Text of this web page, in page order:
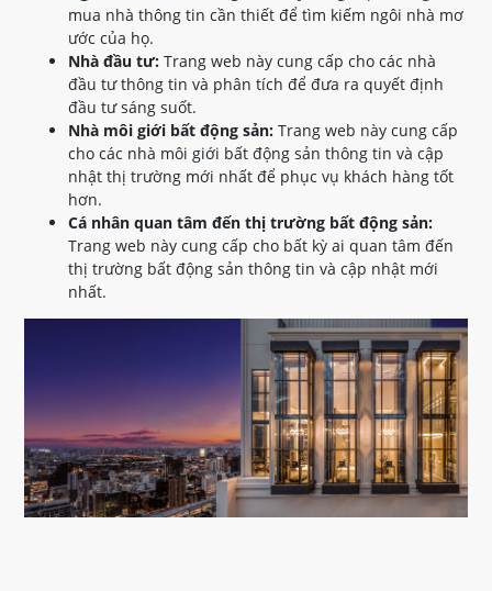
mua nhà thông tin cần thiết để tìm kiếm ngôi nhà mơ
ước của họ.
Nhà đầu tư: Trang web này cung cấp cho các nhà
đầu tư thông tin và phân tích để đưa ra quyết định
đầu tư sáng suốt.
Nhà môi giới bất động sản: Trang web này cung cấp
cho các nhà môi giới bất động sản thông tin và cập
nhật thị trường mới nhất để phục vụ khách hàng tốt
hơn.
Cá nhân quan tâm đến thị trường bất động sản:
Trang web này cung cấp cho bất kỳ ai quan tâm đến
thị trường bất động sản thông tin và cập nhật mới
nhất.